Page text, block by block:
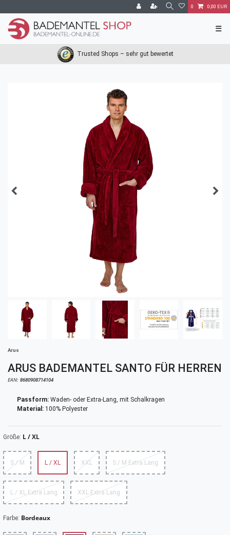
0 0,00 EUR
☰
Trusted Shops – sehr gut bewertet
Arus
ARUS BADEMANTEL SANTO FÜR HERREN
EAN: 8680908714104
Passform: Waden- oder Extra-Lang, mit Schalkragen
Material: 100% Polyester
Größe: L / XL
S / M L / XL XXL S / M Extra Lang
L / XL Extra Lang XXL Extra Lang
Farbe: Bordeaux